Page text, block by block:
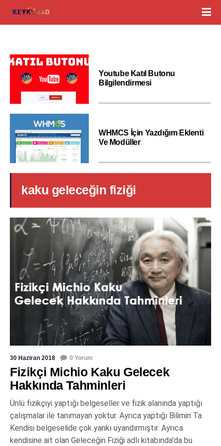
Youtube Katıl Butonu
Bilgilendirmesi
WHMCS İçin Yazdığım Eklenti
Ve Modüller
kaku geleceğin fiziği
30 Haziran 2018 0 Yorum
Fizikçi Michio Kaku Gelecek
Hakkında Tahminleri
Ünlü fizikçiyi yaptığı belgeseller ve fizik alanında yaptığı
çalışmalar ile tanımayan yoktur. Ayrıca yaptığı Bilimin Ta
Kendisi belgeselide çok yankı uyandırmıştır. Ayrıca
kendisine ait olan Geleceğin Fiziği adlı kitabında’da bu